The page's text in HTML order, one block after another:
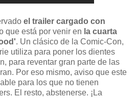
el trailer cargado con
que está por venir en la cuarta
. Un clásico de la Comic-Con,
utiliza para poner los dientes
para reventar gran parte de las
Por eso mismo, aviso que este
para los que no tienen
El resto, abstenerse. ¡La